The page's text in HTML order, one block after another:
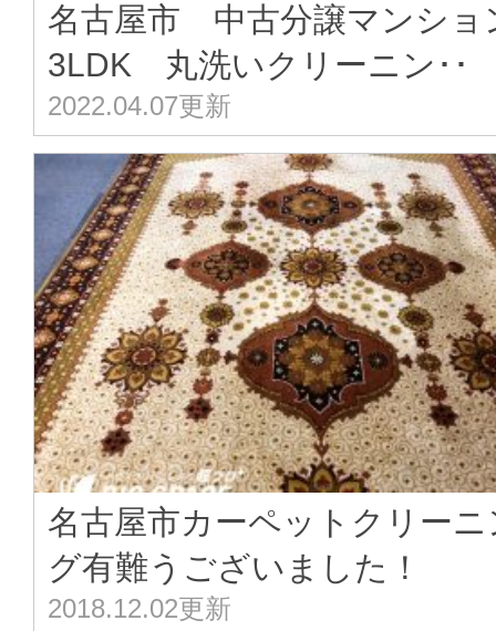
名古屋市 中古分譲マンショ
3LDK 丸洗いクリーニン･･
2022.04.07更新
名古屋市カーペットクリーニ
グ有難うございました！
2018.12.02更新